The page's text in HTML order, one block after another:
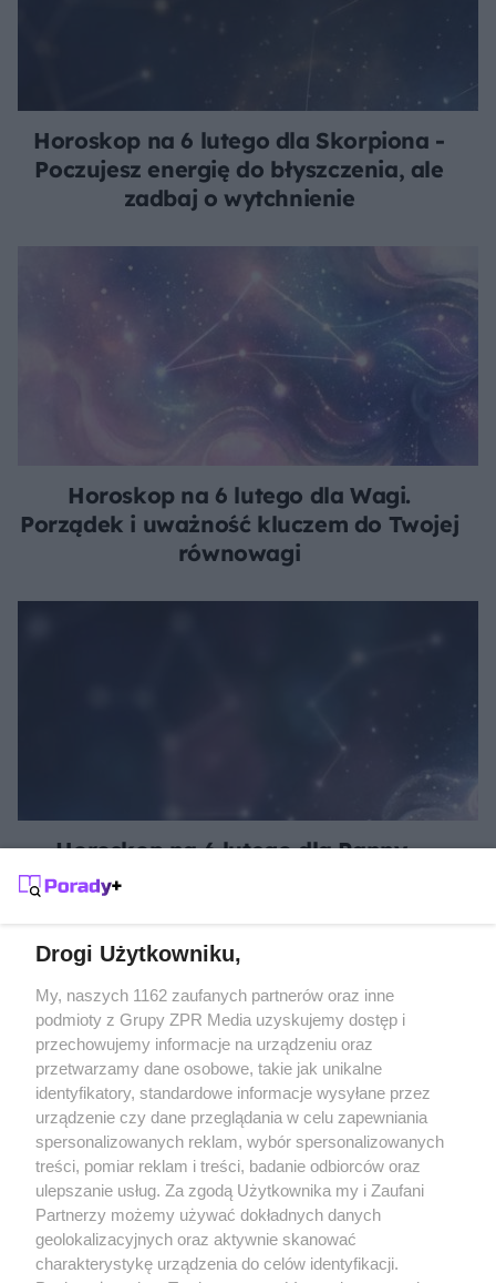
Horoskop na 6 lutego dla Skorpiona -
Poczujesz energię do błyszczenia, ale
zadbaj o wytchnienie
Horoskop na 6 lutego dla Wagi.
Porządek i uważność kluczem do Twojej
równowagi
Horoskop na 6 lutego dla Panny -
Otwórz się na współpracę i zabezpiecz
Żaden utwór zamieszczony w serwisie nie może być powielany i
rozpowszechniany lub dalej rozpowszechniany w jakikolwiek sposób
(w tym także elektroniczny lub mechaniczny) na jakimkolwiek polu
eksploatacji w jakiejkolwiek formie, włącznie z umieszczaniem w
Internecie bez pisemnej zgody właściciela praw. Jakiekolwiek użycie
lub wykorzystanie utworów w całości lub w części z naruszeniem
prawa, tzn. bez właściwej zgody, jest zabronione pod groźbą kary i
może być ścigane prawnie.
Drogi Użytkowniku,
My, naszych 1162 zaufanych partnerów oraz inne
podmioty z Grupy ZPR Media uzyskujemy dostęp i
przechowujemy informacje na urządzeniu oraz
przetwarzamy dane osobowe, takie jak unikalne
identyfikatory, standardowe informacje wysyłane przez
urządzenie czy dane przeglądania w celu zapewniania
spersonalizowanych reklam, wybór spersonalizowanych
treści, pomiar reklam i treści, badanie odbiorców oraz
ulepszanie usług. Za zgodą Użytkownika my i Zaufani
Partnerzy możemy używać dokładnych danych
geolokalizacyjnych oraz aktywnie skanować
charakterystykę urządzenia do celów identyfikacji.